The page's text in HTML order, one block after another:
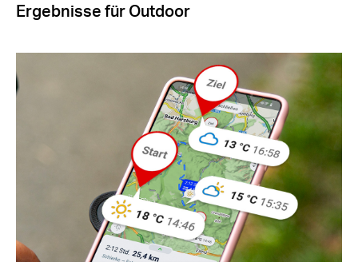
Ergebnisse für Outdoor